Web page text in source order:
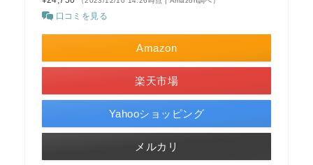
口コミを見る
Amazon
楽天市場
Yahooショッピング
メルカリ